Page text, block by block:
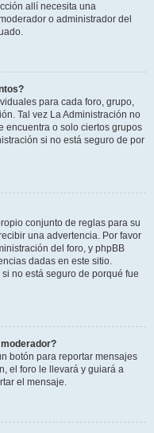
allí necesita una
o administrador del
para cada foro, grupo,
Tal vez La Administración no
encuentra o solo ciertos grupos
si no está seguro de por
conjunto de reglas para su
una advertencia. Por favor
del foro, y phpBB
dadas en este sitio.
no está seguro de porqué fue
botón para reportar mensajes
el foro le llevará y guiará a
el mensaje.